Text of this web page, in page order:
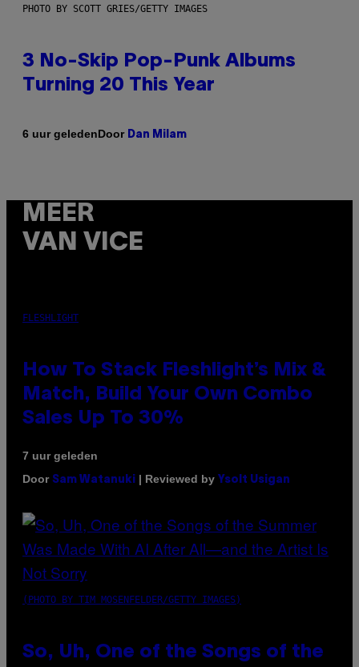
PHOTO BY SCOTT GRIES/GETTY IMAGES
3 No-Skip Pop-Punk Albums
Turning 20 This Year
6 uur geledenDoor Dan Milam
MEER
VAN VICE
FLESHLIGHT
How To Stack Fleshlight’s Mix &
Match, Build Your Own Combo
Sales Up To 30%
7 uur geleden
Door Sam Watanuki | Reviewed by Ysolt Usigan
(PHOTO BY TIM MOSENFELDER/GETTY IMAGES)
So, Uh, One of the Songs of the